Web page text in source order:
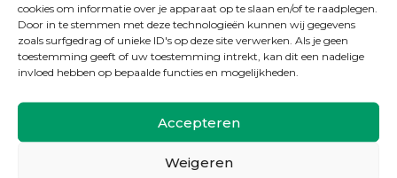
cookies om informatie over je apparaat op te slaan en/of te raadplegen.
Door in te stemmen met deze technologieën kunnen wij gegevens
zoals surfgedrag of unieke ID's op deze site verwerken. Als je geen
toestemming geeft of uw toestemming intrekt, kan dit een nadelige
invloed hebben op bepaalde functies en mogelijkheden.
Accepteren
Weigeren